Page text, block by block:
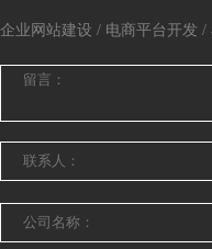
企业网站建设 / 电商平台开发